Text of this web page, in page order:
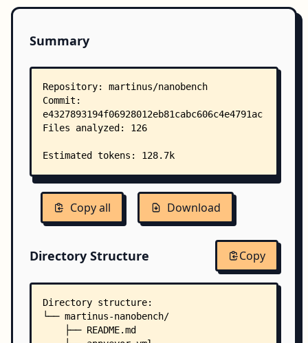
Summary
Copy all Download
Directory Structure Copy
Directory structure:
└── martinus-nanobench/
    ├── README.md